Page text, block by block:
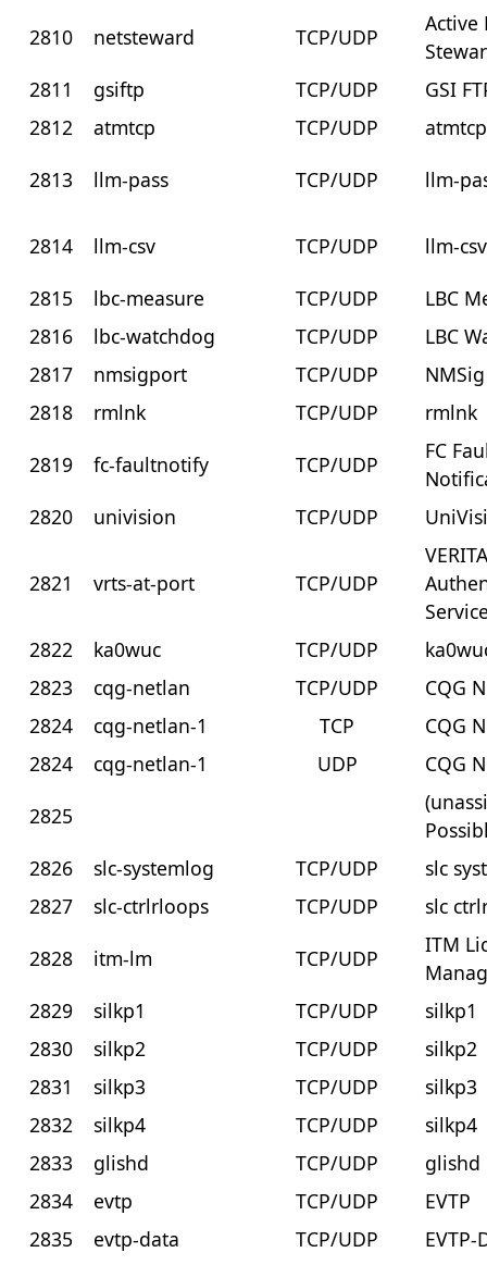
2810
netsteward TCP/UDP
Active
2811
gsiftp TCP/UDP
GSI
2812
atmtcp TCP/UDP
atmtcp
2813
llm-pass TCP/UDP llm-
2814 llm-csv TCP/UDP
llm-csv
2815
lbc-measure TCP/UDP
LBC
2816
lbc-watchdog TCP/UDP
LBC
2817
nmsigport TCP/UDP
2818
rmlnk TCP/UDP
rmlnk
2819
fc-faultnotify TCP/UDP
FC
2820
univision TCP/UDP
2821 vrts-at-port TCP/UDP
2822
ka0wuc TCP/UDP
2823
cqg-netlan TCP/UDP
CQG
2824
cqg-netlan-1 TCP
CQG
2824
cqg-netlan-1 UDP
CQG
2825
2826
slc-systemlog TCP/UDP
slc
2827
slc-ctrlrloops TCP/UDP
slc
2828
itm-lm TCP/UDP
ITM
2829
silkp1 TCP/UDP
silkp1
2830
silkp2 TCP/UDP
silkp2
2831
silkp3 TCP/UDP
silkp3
2832
silkp4 TCP/UDP
silkp4
2833
glishd TCP/UDP
glishd
2834
evtp TCP/UDP
EVTP
2835
evtp-data TCP/UDP
EVTP-